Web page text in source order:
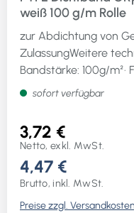
weiß 100 g/m Rolle
zur Abdichtung von
ZulassungWeitere
Bandstärke: 100g/m²·
sofort verfügbar
3,72 €
Netto, exkl. MwSt.
4,47 €
Brutto, inkl. MwSt.
Preise zzgl. Versandkosten